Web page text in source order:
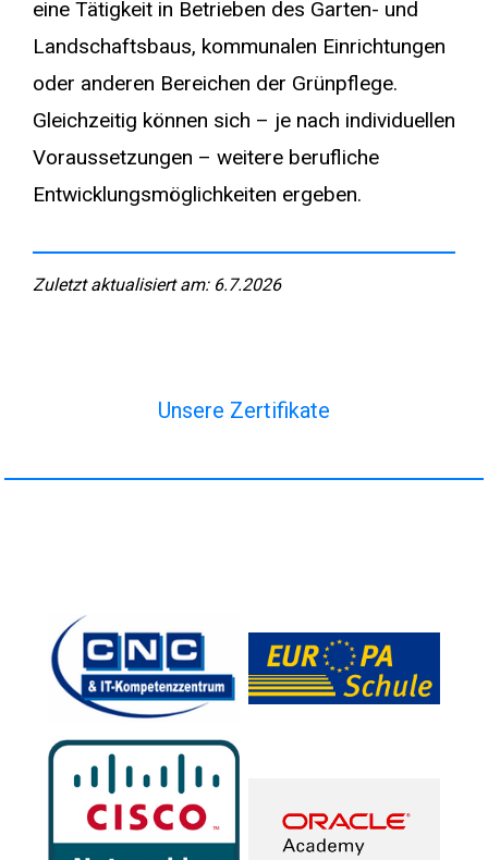
eine Tätigkeit in Betrieben des Garten- und
Landschaftsbaus, kommunalen Einrichtungen
oder anderen Bereichen der Grünpflege.
Gleichzeitig können sich – je nach individuellen
Voraussetzungen – weitere berufliche
Entwicklungsmöglichkeiten ergeben.
Zuletzt aktualisiert am: 6.7.2026
Unsere Zertifikate